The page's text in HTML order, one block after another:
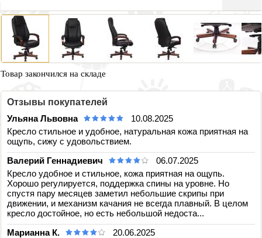
Товар закончился на складе
Отзывы покупателей
Ульяна Львовна
10.08.2025
Кресло стильное и удобное, натуральная кожа приятная на
ощупь, сижу с удовольствием.
Валерий Геннадиевич
06.07.2025
Кресло удобное и стильное, кожа приятная на ощупь.
Хорошо регулируется, поддержка спины на уровне. Но
спустя пару месяцев заметил небольшие скрипы при
движении, и механизм качания не всегда плавный. В целом
кресло достойное, но есть небольшой недоста...
Марианна К.
20.06.2025